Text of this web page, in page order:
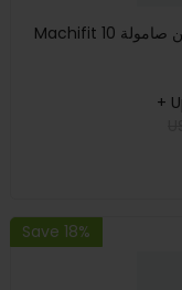
Machifit 10 قطع من صامولة M6 T Slot T-Track Nut Nut لأداة
+
Save 18%